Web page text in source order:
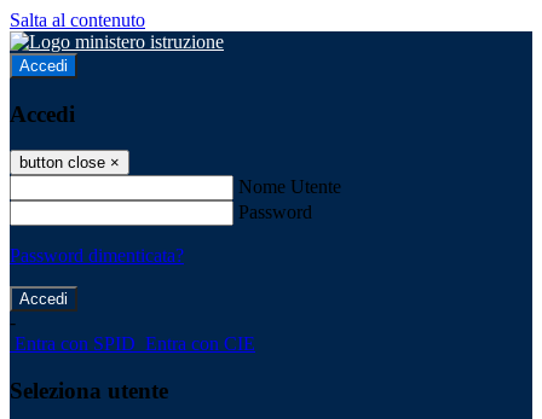
Salta al contenuto
Accedi
Accedi
button close ×
Nome Utente
Password
Password dimenticata?
-
Entra con SPID Entra con CIE
Seleziona utente